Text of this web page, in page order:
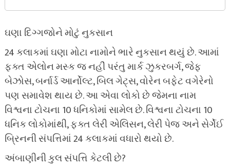
ઘણા દિગ્ગજોને મોટું નુકસાન
24 કલાકમાં ઘણા મોટા નામોને ભારે નુકસાન થયું છે. આમાં
ફક્ત એલોન મસ્ક જ નહીં પરંતુ માર્ક ઝુકરબર્ગ, જેફ
બેઝોસ, બર્નાર્ડ આર્નોલ્ટ, બિલ ગેટ્સ, વોરેન બફેટ વગેરેનો
પણ સમાવેશ થાય છે. આ એવા લોકો છે જેમના નામ
વિશ્વના ટોચના 10 ધનિકોમાં સામેલ છે. વિશ્વના ટોચના 10
ધનિક લોકોમાંથી, ફક્ત લેરી એલિસન, લેરી પેજ અને સેર્ગેઈ
બ્રિનની સંપત્તિમાં 24 કલાકમાં વધારો થયો છે.
અંબાણીની કુલ સંપત્તિ કેટલી છે?